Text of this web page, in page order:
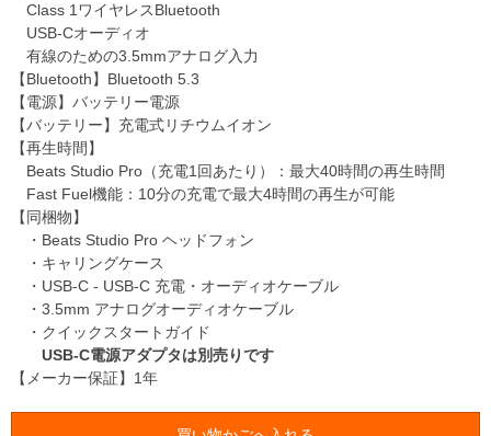
Class 1ワイヤレスBluetooth
USB-Cオーディオ
有線のための3.5mmアナログ入力
【Bluetooth】Bluetooth 5.3
【電源】バッテリー電源
【バッテリー】充電式リチウムイオン
【再生時間】
Beats Studio Pro（充電1回あたり）：最大40時間の再生時間
Fast Fuel機能：10分の充電で最大4時間の再生が可能
【同梱物】
・Beats Studio Pro ヘッドフォン
・キャリングケース
・USB-C - USB-C 充電・オーディオケーブル
・3.5mm アナログオーディオケーブル
・クイックスタートガイド
USB-C電源アダプタは別売りです
【メーカー保証】1年